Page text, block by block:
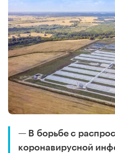
— В борьбе с
коронавирусной